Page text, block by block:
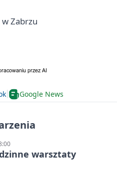
Zabrzu
Google News
warsztaty